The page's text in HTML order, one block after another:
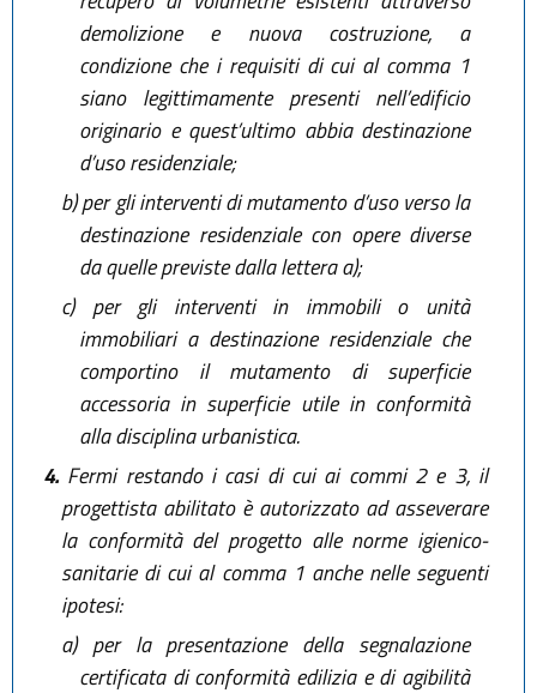
demolizione e nuova costruzione, a
condizione che i requisiti di cui al comma 1
siano legittimamente presenti nell’edificio
originario e quest’ultimo abbia destinazione
d’uso residenziale;
b)per gli interventi di mutamento d’uso verso la
destinazione residenziale con opere diverse
da quelle previste dalla lettera a);
c)per gli interventi in immobili o unità
immobiliari a destinazione residenziale che
comportino il mutamento di superficie
accessoria in superficie utile in conformità
alla disciplina urbanistica.
4.Fermi restando i casi di cui ai commi 2 e 3, il
progettista abilitato è autorizzato ad asseverare
la conformità del progetto alle norme igienico-
sanitarie di cui al comma 1 anche nelle seguenti
ipotesi:
a)per la presentazione della segnalazione
certificata di conformità edilizia e di agibilità